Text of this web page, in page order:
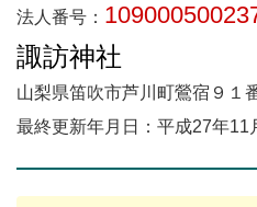
法人番号：
諏訪神社
山梨県笛吹市芦川町鶯宿９１
最終更新年月日：平成27年11